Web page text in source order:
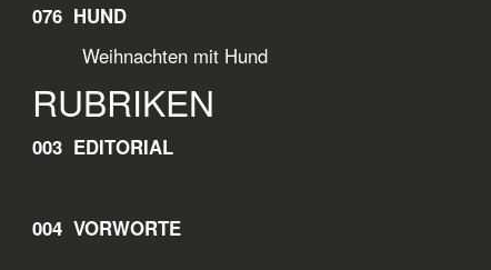
076 HUND
Weihnachten mit Hund
RUBRIKEN
003 EDITORIAL
004 VORWORTE